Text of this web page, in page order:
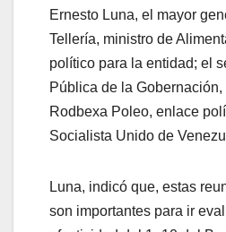
Ernesto Luna, el mayor
Tellería, ministro de
político para la entidad; el
Pública de la
Rodbexa Poleo, enlace
Socialista Unido de
Luna, indicó que, estas
son importantes para ir